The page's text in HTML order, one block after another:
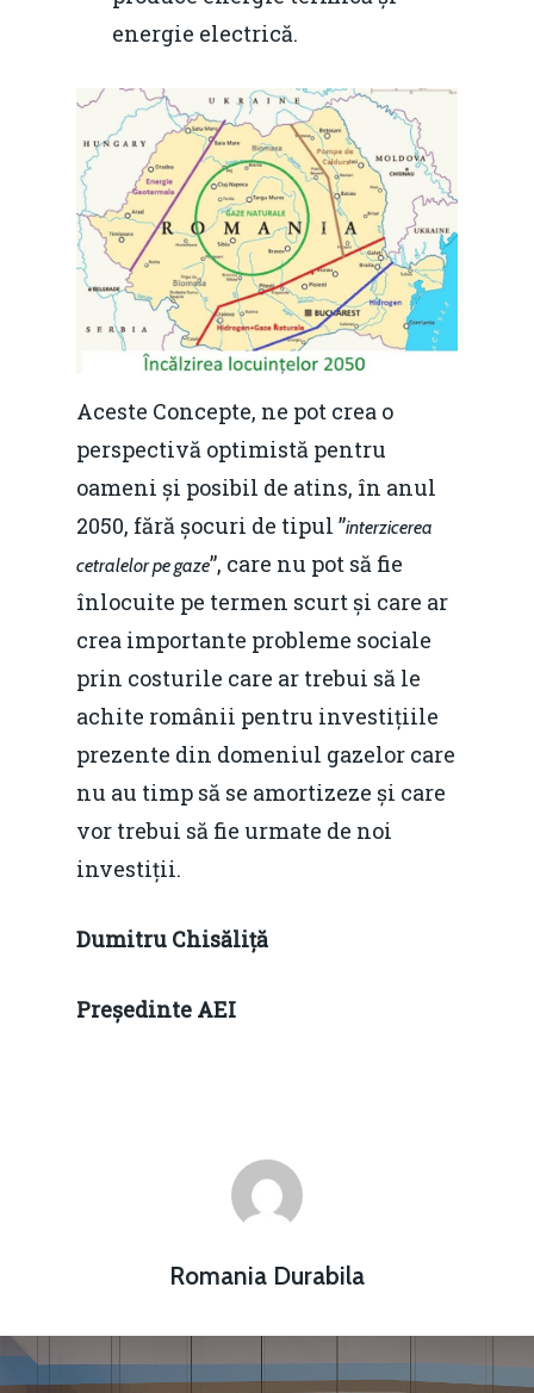
energie electrică.
Aceste Concepte, ne pot crea o
perspectivă optimistă pentru
oameni și posibil de atins, în anul
2050, fără șocuri de tipul ”interzicerea
cetralelor pe gaze”, care nu pot să fie
înlocuite pe termen scurt și care ar
crea importante probleme sociale
prin costurile care ar trebui să le
achite românii pentru investițiile
prezente din domeniul gazelor care
nu au timp să se amortizeze și care
vor trebui să fie urmate de noi
investiții.
Dumitru Chisăliță
Președinte AEI
Romania Durabila